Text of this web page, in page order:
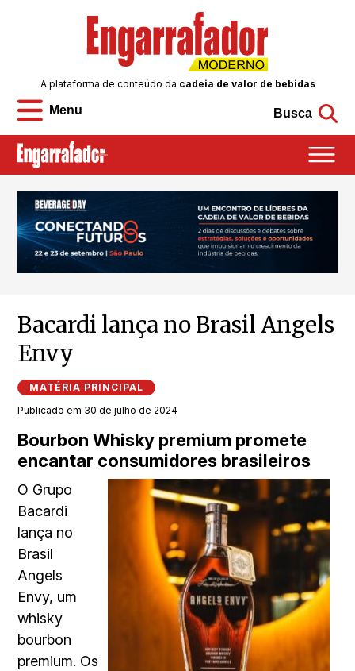
Menu
A plataforma de conteúdo da cadeia de valor de bebidas
Busca
Bacardi lança no Brasil Angels
Envy
MATÉRIA PRINCIPAL
Publicado em 30 de julho de 2024
Bourbon Whisky premium promete
encantar consumidores brasileiros
O Grupo
Bacardi
lança no
Brasil
Angels
Envy, um
whisky
bourbon
premium. Os